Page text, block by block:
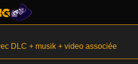
DLC + musik + video associée